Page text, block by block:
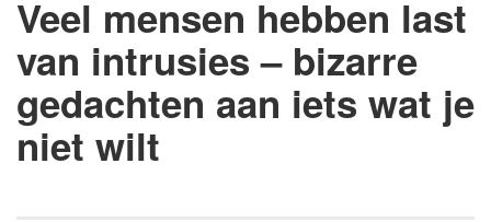
Veel mensen hebben last
van intrusies – bizarre
gedachten aan iets wat je
niet wilt